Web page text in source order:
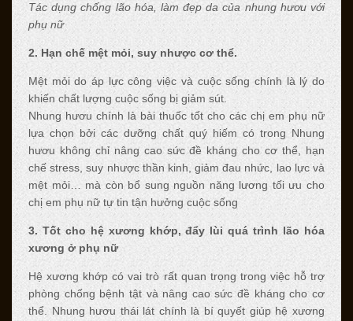
Tác dụng chống lão hóa, làm đẹp da của nhung hươu với
phụ nữ
2. Hạn chế mệt mỏi, suy nhược cơ thể.
Mệt mỏi do áp lực công việc và cuộc sống chính là lý do
khiến chất lượng cuộc sống bị giảm sút.
Nhung hươu chính là bài thuốc tốt cho các chị em phụ nữ
lựa chọn bởi các dưỡng chất quý hiếm có trong Nhung
hươu không chỉ nâng cao sức đề kháng cho cơ thể, hạn
chế stress, suy nhược thần kinh, giảm đau nhức, lao lực và
mệt mỏi… mà còn bổ sung nguồn năng lương tối ưu cho
chị em phụ nữ tự tin tận hưởng cuộc sống
3. Tốt cho hệ xương khớp, đẩy lùi quá trình lão hóa
xương ở phụ nữ
Hệ xương khớp có vai trò rất quan trọng trong việc hỗ trợ
phòng chống bệnh tật và nâng cao sức đề kháng cho cơ
thể. Nhung hươu thái lát chính là bí quyết giúp hệ xương